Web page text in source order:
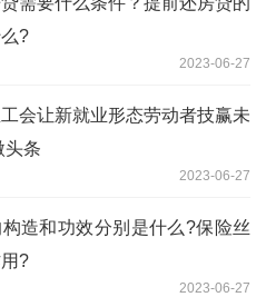
?
2023-06-27
会让新就业形态劳动者技赢未
头条
2023-06-27
造和功效分别是什么?保险丝
?
2023-06-27